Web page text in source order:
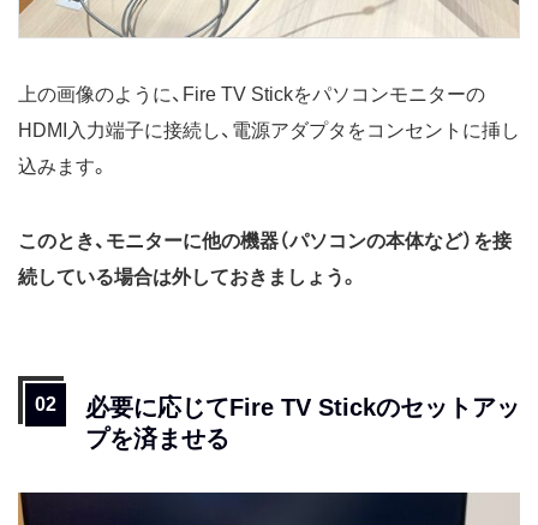
上の画像のように、Fire TV Stickをパソコンモニターの
HDMI入力端子に接続し、電源アダプタをコンセントに挿し
込みます。
このとき、モニターに他の機器（パソコンの本体など）を接
続している場合は外しておきましょう。
必要に応じてFire TV Stickのセットアッ
プを済ませる